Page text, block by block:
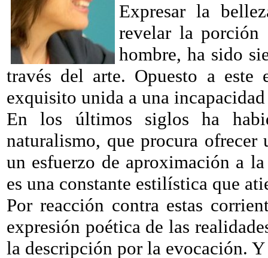
Expresar la
revelar la
hombre, ha sido
través del arte. Opuesto a
exquisito unida a una
En los últimos siglos ha
naturalismo, que procura
un esfuerzo de aproximación a
es una constante estilística que
Por reacción contra estas
expresión poética de las
la descripción por la evocación.